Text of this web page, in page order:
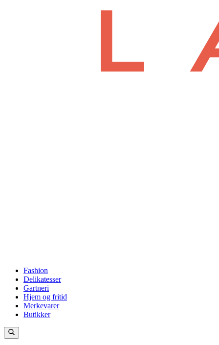
Fashion
Delikatesser
Gartneri
Hjem og fritid
Merkevarer
Butikker